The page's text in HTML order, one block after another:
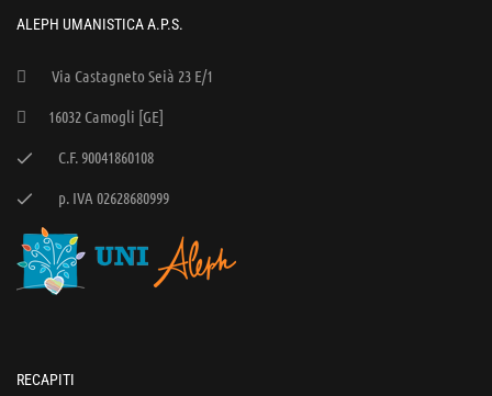
ALEPH UMANISTICA A.P.S.
Via Castagneto Seià 23 E/1
16032 Camogli [GE]
C.F. 90041860108
p. IVA 02628680999
RECAPITI